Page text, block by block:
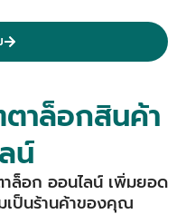
าล็อกสินค้า
น์
ล็อก ออนไลน์ เพิ่มยอด
เป็นร้านค้าของคุณ